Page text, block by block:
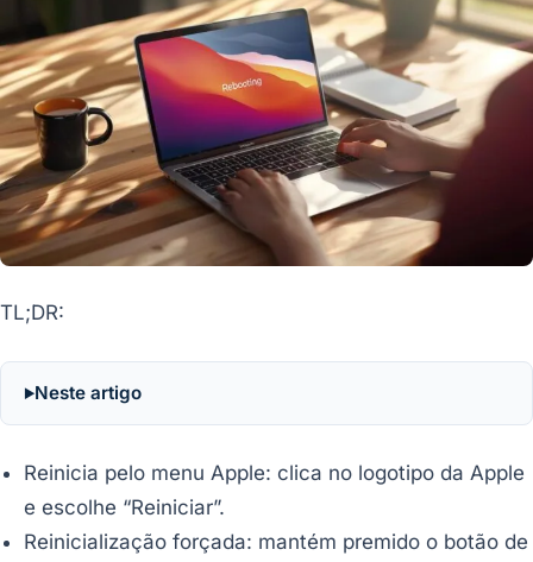
TL;DR:
Neste artigo
Reinicia pelo menu Apple: clica no logotipo da Apple
e escolhe “Reiniciar”.
Reinicialização forçada: mantém premido o botão de